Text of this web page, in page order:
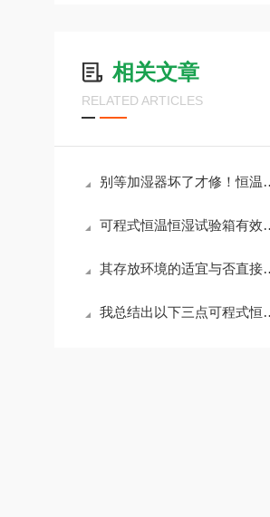
相关文章
RELATED ARTICLES
别等加湿器坏了才修！恒温恒湿机日常预防保养看这篇就够
可程式恒温恒湿试验箱有效的预防措施来避免缺水现象至关重要
其存放环境的适宜与否直接关系到设备的性能、寿命以及测试结果的准确性
​我总结出以下三点可程式恒温恒湿试验箱无法满足的实验要求，以供大家参考